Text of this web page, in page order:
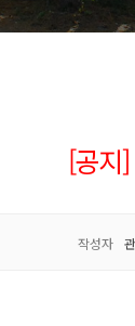
[공지]
작성자